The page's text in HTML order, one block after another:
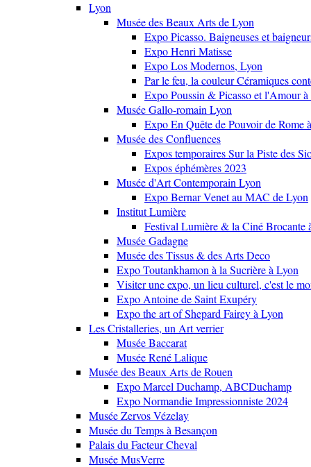
Lyon
Musée des Beaux Arts de Lyon
Expo Picasso. Baigneuses et
Expo Henri Matisse
Expo Los Modernos, Lyon
Par le feu, la couleur Céramiques
Expo Poussin & Picasso et l'Amour
Musée Gallo-romain Lyon
Expo En Quête de Pouvoir de Rome
Musée des Confluences
Expos temporaires Sur la Piste des
Expos éphémères 2023
Musée d'Art Contemporain Lyon
Expo Bernar Venet au MAC de Lyon
Institut Lumière
Festival Lumière & la Ciné Brocante
Musée Gadagne
Musée des Tissus & des Arts Deco
Expo Toutankhamon à la Sucrière à Lyon
Visiter une expo, un lieu culturel, c'est le
Expo Antoine de Saint Exupéry
Expo the art of Shepard Fairey à Lyon
Les Cristalleries, un Art verrier
Musée Baccarat
Musée René Lalique
Musée des Beaux Arts de Rouen
Expo Marcel Duchamp, ABCDuchamp
Expo Normandie Impressionniste 2024
Musée Zervos Vézelay
Musée du Temps à Besançon
Palais du Facteur Cheval
Musée MusVerre